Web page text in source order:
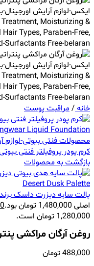
خانه/مراقبت پوست
کرم پودر پروفیلتر فنتی
بازگشت به محصولات
پالت سایه دیزرت داسک
اصلی 1,480,000 تومان بود.
1,280,000 تومان است.
روغن آرگان مراکشی
488,000تومان